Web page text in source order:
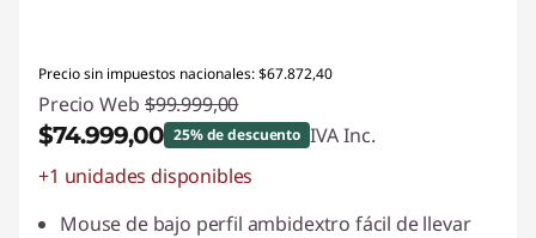
Precio sin impuestos nacionales: $67.872,40
Precio Web $99.999,00
$74.999,00 25% de descuento IVA Inc.
Descuento prod (inc IVA) :
+1 unidades disponibles
Mouse de bajo perfil ambidextro fácil de llevar